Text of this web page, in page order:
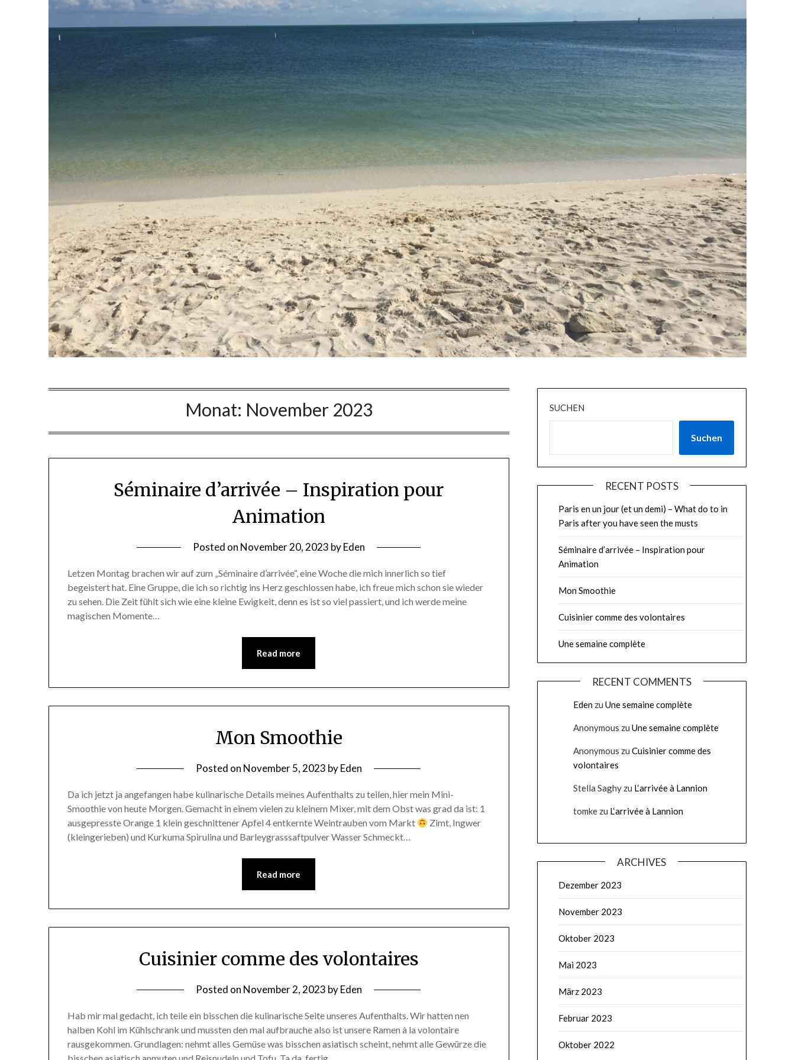
Monat: November 2023
Séminaire d’arrivée – Inspiration pour
Animation
Posted on November 20, 2023 byEden
Letzen Montag brachen wir auf zum „Séminaire d’arrivée“, eine Woche die mich innerlich so tief
begeistert hat. Eine Gruppe, die ich so richtig ins Herz geschlossen habe, ich freue mich schon sie wieder
zu sehen. Die Zeit fühlt sich wie eine kleine Ewigkeit, denn es ist so viel passiert, und ich werde meine
magischen Momente…
Read more
Mon Smoothie
Posted on November 5, 2023 byEden
Da ich jetzt ja angefangen habe kulinarische Details meines Aufenthalts zu teilen, hier mein Mini-
Smoothie von heute Morgen. Gemacht in einem vielen zu kleinem Mixer, mit dem Obst was grad da ist: 1
ausgepresste Orange 1 klein geschnittener Apfel 4 entkernte Weintrauben vom Markt
Zimt, Ingwer
(kleingerieben) und Kurkuma Spirulina und Barleygrasssaftpulver Wasser Schmeckt…
Read more
Cuisinier comme des volontaires
Posted on November 2, 2023 byEden
Hab mir mal gedacht, ich teile ein bisschen die kulinarische Seite unseres Aufenthalts. Wir hatten nen
halben Kohl im Kühlschrank und mussten den mal aufbrauche also ist unsere Ramen à la volontaire
rausgekommen. Grundlagen: nehmt alles Gemüse was bisschen asiatisch scheint, nehmt alle Gewürze die
SUCHEN
Suchen
RECENT POSTS
Paris en un jour (et un demi) – What do to in
Paris after you have seen the musts
Séminaire d’arrivée – Inspiration pour
Animation
Mon Smoothie
Cuisinier comme des volontaires
Une semaine complète
RECENT COMMENTS
Edenzu Une semaine complète
Anonymous zu Une semaine complète
Anonymous zu Cuisinier comme des
volontaires
Stella Saghyzu L‘arrivée à Lannion
tomkezu L‘arrivée à Lannion
ARCHIVES
Dezember 2023
November 2023
Oktober 2023
Mai 2023
März 2023
Februar 2023
Oktober 2022